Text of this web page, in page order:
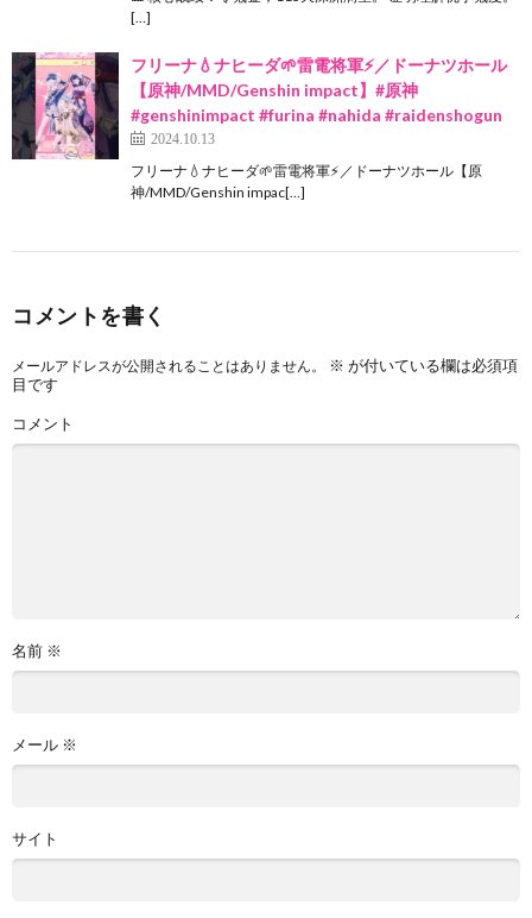
[…]
フリーナ💧ナヒーダ🌱雷電将軍⚡️／ドーナツホール
【原神/MMD/Genshin impact】#原神
#genshinimpact #furina #nahida #raidenshogun
2024.10.13
フリーナ💧ナヒーダ🌱雷電将軍⚡️／ドーナツホール【原
神/MMD/Genshin impac[…]
コメントを書く
メールアドレスが公開されることはありません。 ※ が付いている欄は必須項
目です
コメント
名前 ※
メール ※
サイト